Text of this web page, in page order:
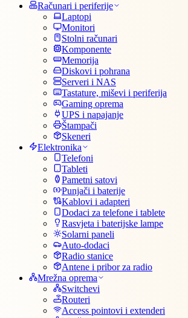
Računari i periferije
Laptopi
Monitori
Stolni računari
Komponente
Memorija
Diskovi i pohrana
Serveri i NAS
Tastature, miševi i periferija
Gaming oprema
UPS i napajanje
Štampači
Skeneri
Elektronika
Telefoni
Tableti
Pametni satovi
Punjači i baterije
Kablovi i adapteri
Dodaci za telefone i tablete
Rasvjeta i baterijske lampe
Solarni paneli
Auto-dodaci
Radio stanice
Antene i pribor za radio
Mrežna oprema
Switchevi
Routeri
Access pointovi i extenderi